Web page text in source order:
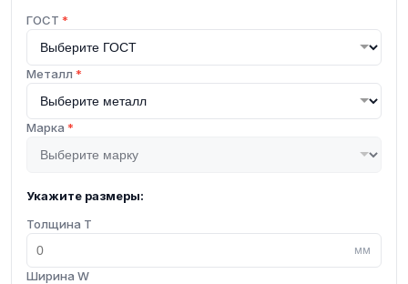
ГОСТ *
Металл *
Марка *
Укажите размеры:
Толщина T
мм
Ширина W